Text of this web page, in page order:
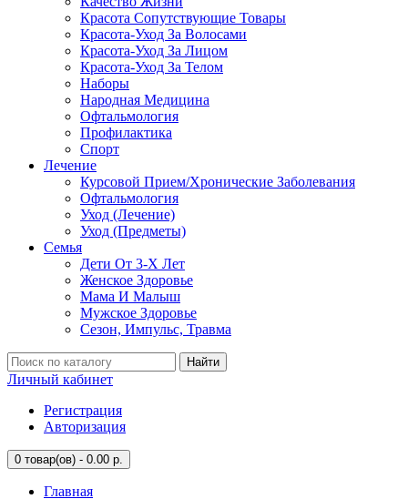
Красота Сопутствующие Товары
Красота-Уход За Волосами
Красота-Уход За Лицом
Красота-Уход За Телом
Наборы
Народная Медицина
Офтальмология
Профилактика
Спорт
Лечение
Курсовой Прием/Хронические Заболевания
Офтальмология
Уход (Лечение)
Уход (Предметы)
Семья
Дети От 3-Х Лет
Женское Здоровье
Мама И Малыш
Мужское Здоровье
Сезон, Импульс, Травма
Найти
Личный кабинет
Регистрация
Авторизация
0 товар(ов) - 0.00 р.
Главная